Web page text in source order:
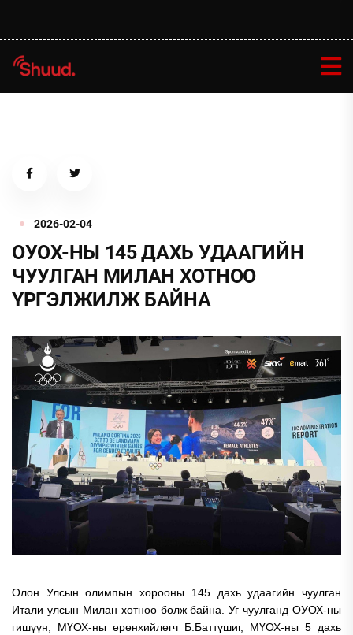
2026-02-04
ОУОХ-НЫ 145 ДАХЬ УДААГИЙН
ЧУУЛГАН МИЛАН ХОТНОО
ҮРГЭЛЖИЛЖ БАЙНА
Олон Улсын олимпын хорооны 145 дахь удаагийн чуулган
Итали улсын Милан хотноо болж байна. Уг чуулганд ОУОХ-ны
гишүүн, МҮОХ-ны ерөнхийлөгч Б.Баттүшиг, МҮОХ-ны 5 дахь